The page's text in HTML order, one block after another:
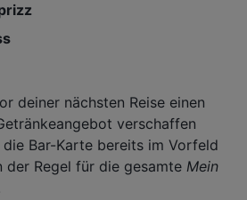
deiner nächsten Reise einen
verschaffen
Bar-Karte bereits im Vorfeld
der Regel für die gesamte Mein